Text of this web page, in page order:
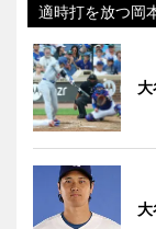
適時打を放つ
大